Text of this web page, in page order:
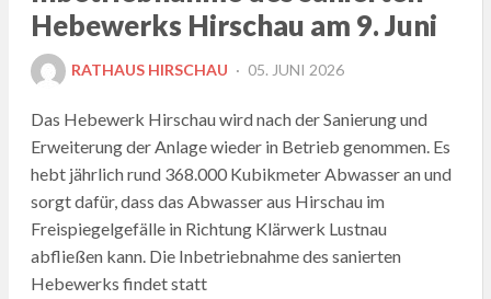
Hebewerks Hirschau am 9. Juni
RATHAUS HIRSCHAU
POSTED
05. JUNI 2026
Das Hebewerk Hirschau wird nach der Sanierung und
Erweiterung der Anlage wieder in Betrieb genommen. Es
hebt jährlich rund 368.000 Kubikmeter Abwasser an und
sorgt dafür, dass das Abwasser aus Hirschau im
Freispiegelgefälle in Richtung Klärwerk Lustnau
abfließen kann. Die Inbetriebnahme des sanierten
Hebewerks findet statt